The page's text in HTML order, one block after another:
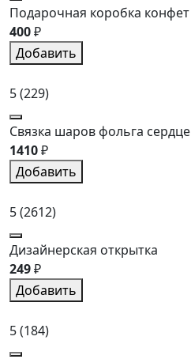
Подарочная коробка конфет
400₽
Добавить
5(229)
Связка шаров фольга сердце
1410₽
Добавить
5(2612)
Дизайнерская открытка
249₽
Добавить
5(184)